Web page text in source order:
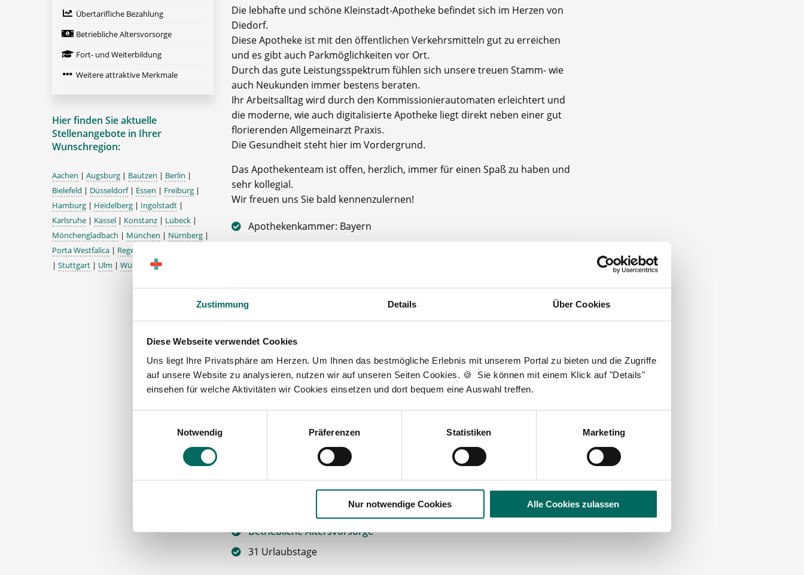
Zustimmung Details Über Cookies
Diese Webseite verwendet Cookies
Uns liegt Ihre Privatsphäre am Herzen. Um Ihnen das bestmögliche Erlebnis mit unserem Portal zu bieten und die Zugriffe
auf unsere Website zu analysieren, nutzen wir auf unseren Seiten Cookies. 🍪 Sie können mit einem Klick auf "Details"
einsehen für welche Aktivitäten wir Cookies einsetzen und dort bequem eine Auswahl treffen.
Notwendig
Präferenzen Statistiken Marketing
Nur notwendige Cookies Alle Cookies zulassen
Die lebhafte und schöne Kleinstadt-Apotheke befindet sich im Herzen von
Diedorf.
Diese Apotheke ist mit den öffentlichen Verkehrsmitteln gut zu erreichen
und es gibt auch Parkmöglichkeiten vor Ort.
Durch das gute Leistungsspektrum fühlen sich unsere treuen Stamm- wie
auch Neukunden immer bestens beraten.
Ihr Arbeitsalltag wird durch den Kommissionierautomaten erleichtert und
die moderne, wie auch digitalisierte Apotheke liegt direkt neben einer gut
florierenden Allgemeinarzt Praxis.
Die Gesundheit steht hier im Vordergrund.
Das Apothekenteam ist offen, herzlich, immer für einen Spaß zu haben und
sehr kollegial.
Wir freuen uns Sie bald kennenzulernen!
Apothekenkammer: Bayern
Die Apotheke bietet Ihnen:
finanziell unterstützt
Übertarifliche Bezahlung
Weihnachtsgeld
Tankgutschein/Fahrtkostenzuschuss
für die öffentlichen Verkehrsmittel
Gute Erreichbarkeitmit öffentl. Verkehrsmitteln
(auch zur privaten Nutzung)
Umzug
Wohnungssuche
Betriebliche Altersvorsorge
31 Urlaubstage
Übertarifliche Bezahlung
Betriebliche Altersvorsorge
Fort- und Weiterbildung
Weitere attraktive Merkmale
Hier finden Sie aktuelle
Stellenangebote in Ihrer
Wunschregion:
Aachen | Augsburg | Bautzen | Berlin |
Bielefeld | Düsseldorf| Essen | Freiburg |
Hamburg | Heidelberg | Ingolstadt |
Karlsruhe | Kassel | Konstanz | Lübeck |
Mönchengladbach | München | Nürnberg |
Porta Westfalica | Regensburg
| Stuttgart | Ulm | Würzburg|